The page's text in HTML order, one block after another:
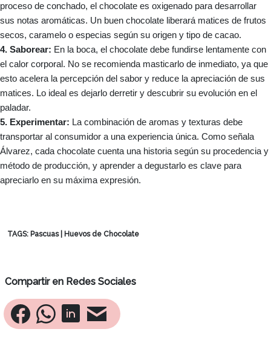
proceso de conchado, el chocolate es oxigenado para desarrollar
sus notas aromáticas. Un buen chocolate liberará matices de frutos
secos, caramelo o especias según su origen y tipo de cacao.
4. Saborear: En la boca, el chocolate debe fundirse lentamente con
el calor corporal. No se recomienda masticarlo de inmediato, ya que
esto acelera la percepción del sabor y reduce la apreciación de sus
matices. Lo ideal es dejarlo derretir y descubrir su evolución en el
paladar.
5. Experimentar: La combinación de aromas y texturas debe
transportar al consumidor a una experiencia única. Como señala
Álvarez, cada chocolate cuenta una historia según su procedencia y
método de producción, y aprender a degustarlo es clave para
apreciarlo en su máxima expresión.
TAGS: Pascuas| Huevos de Chocolate
Compartir en Redes Sociales